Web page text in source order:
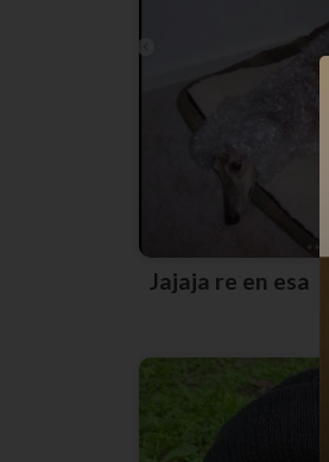
Jajaja re en esa